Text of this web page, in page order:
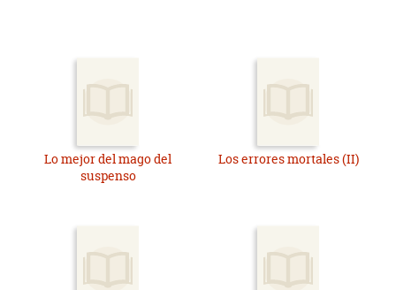
Lo mejor del mago del
suspenso
Los errores mortales (II)